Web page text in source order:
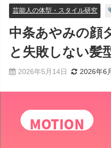
芸能人の体型・スタイル研究
中条あやみの顔
と失敗しない髪
2026年5月14日 2026年6